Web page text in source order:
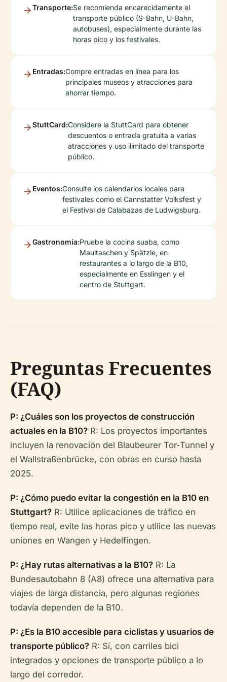
Transporte:Se recomienda encarecidamente el
transporte público (S-Bahn, U-Bahn,
autobuses), especialmente durante las
horas pico y los festivales.
Entradas:Compre entradas en línea para los
principales museos y atracciones para
ahorrar tiempo.
StuttCard:Considere la StuttCard para obtener
descuentos o entrada gratuita a varias
atracciones y uso ilimitado del transporte
público.
Eventos:Consulte los calendarios locales para
festivales como el Cannstatter Volksfest y
el Festival de Calabazas de Ludwigsburg.
Gastronomía:Pruebe la cocina suaba, como
Maultaschen y Spätzle, en
restaurantes a lo largo de la B10,
especialmente en Esslingen y el
centro de Stuttgart.
Preguntas Frecuentes
(FAQ)
P: ¿Cuáles son los proyectos de construcción
actuales en la B10? R: Los proyectos importantes
incluyen la renovación del Blaubeurer Tor-Tunnel y
el Wallstraßenbrücke, con obras en curso hasta
2025.
P: ¿Cómo puedo evitar la congestión en la B10 en
Stuttgart? R: Utilice aplicaciones de tráfico en
tiempo real, evite las horas pico y utilice las nuevas
uniones en Wangen y Hedelfingen.
P: ¿Hay rutas alternativas a la B10? R: La
Bundesautobahn 8 (A8) ofrece una alternativa para
viajes de larga distancia, pero algunas regiones
todavía dependen de la B10.
P: ¿Es la B10 accesible para ciclistas y usuarios de
transporte público? R: Sí, con carriles bici
integrados y opciones de transporte público a lo
largo del corredor.